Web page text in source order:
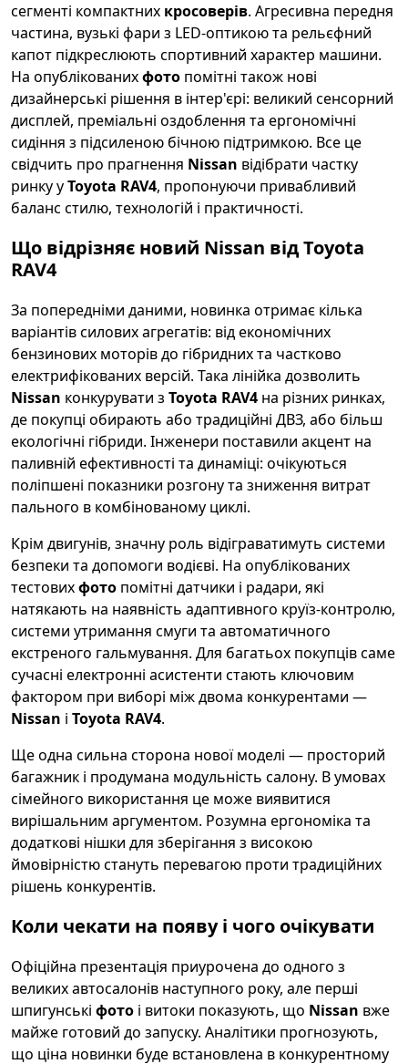
сегменті компактних кросоверів. Агресивна передня
частина, вузькі фари з LED-оптикою та рельєфний
капот підкреслюють спортивний характер машини.
На опублікованихфото помітні також нові
дизайнерські рішення в інтер'єрі: великий сенсорний
дисплей, преміальні оздоблення та ергономічні
сидіння з підсиленою бічною підтримкою. Все це
свідчить про прагнення Nissan відібрати частку
ринку уToyota RAV4, пропонуючи привабливий
баланс стилю, технологій і практичності.
Що відрізняє новий Nissan від Toyota
RAV4
За попередніми даними, новинка отримає кілька
варіантів силових агрегатів: від економічних
бензинових моторів до гібридних та частково
електрифікованих версій. Така лінійка дозволить
Nissan конкурувати з Toyota RAV4 на різних ринках,
де покупці обирають або традиційні ДВЗ, або більш
екологічні гібриди. Інженери поставили акцент на
паливній ефективності та динаміці: очікуються
поліпшені показники розгону та зниження витрат
пального в комбінованому циклі.
Крім двигунів, значну роль відіграватимуть системи
безпеки та допомоги водієві. На опублікованих
тестовихфото помітні датчики і радари, які
натякають на наявність адаптивного круїз-контролю,
системи утримання смуги та автоматичного
екстреного гальмування. Для багатьох покупців саме
сучасні електронні асистенти стають ключовим
фактором при виборі між двома конкурентами —
Nissan і Toyota RAV4.
Ще одна сильна сторона нової моделі — просторий
багажник і продумана модульність салону. В умовах
сімейного використання це може виявитися
вирішальним аргументом. Розумна ергономіка та
додаткові нішки для зберігання з високою
ймовірністю стануть перевагою проти традиційних
рішень конкурентів.
Коли чекати на появу і чого очікувати
Офіційна презентація приурочена до одного з
великих автосалонів наступного року, але перші
шпигунські фото і витоки показують, що Nissan вже
майже готовий до запуску. Аналітики прогнозують,
що ціна новинки буде встановлена в конкурентному